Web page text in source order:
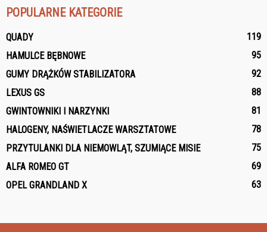
POPULARNE KATEGORIE
QUADY
119
HAMULCE BĘBNOWE
95
GUMY DRĄŻKÓW STABILIZATORA
92
LEXUS GS
88
GWINTOWNIKI I NARZYNKI
81
HALOGENY, NAŚWIETLACZE WARSZTATOWE
78
PRZYTULANKI DLA NIEMOWLĄT, SZUMIĄCE MISIE
75
ALFA ROMEO GT
69
OPEL GRANDLAND X
63